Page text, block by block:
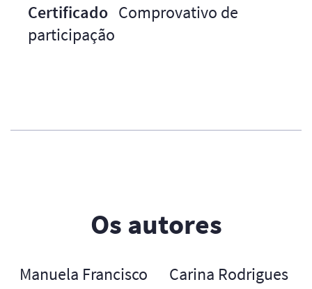
Certificado Comprovativo de
participação
Os autores
Manuela Francisco Carina Rodrigues